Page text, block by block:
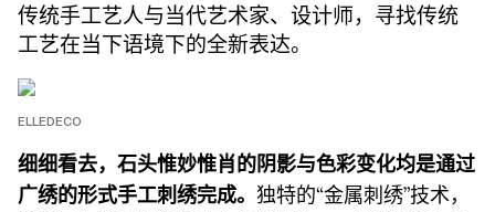
传统手工艺人与当代艺术家、设计师，寻找传统
工艺在当下语境下的全新表达。
ELLEDECO
细细看去，石头惟妙惟肖的阴影与色彩变化均是通过
广绣的形式手工刺绣完成。 独特的“金属刺绣”技术，